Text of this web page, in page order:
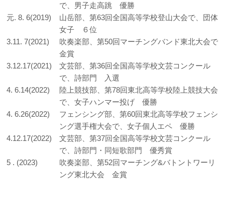
で、男子走高跳 優勝
元. 8. 6(2019)
山岳部、第63回全国高等学校登山大会で、団体
女子 ６位
3.11. 7(2021)
吹奏楽部、第50回マーチングバンド東北大会で
金賞
3.12.17(2021)
文芸部、第36回全国高等学校文芸コンクール
で、詩部門 入選
4. 6.14(2022)
陸上競技部、第78回東北高等学校陸上競技大会
で、女子ハンマー投げ 優勝
4. 6.26(2022)
フェンシング部、第60回東北高等学校フェンシ
ング選手権大会で、女子個人エペ 優勝
4.12.17(2022)
文芸部、第37回全国高等学校文芸コンクール
で、詩部門・同短歌部門 優秀賞
5 . (2023)
吹奏楽部、第52回マーチング&バトントワーリ
ング東北大会 金賞